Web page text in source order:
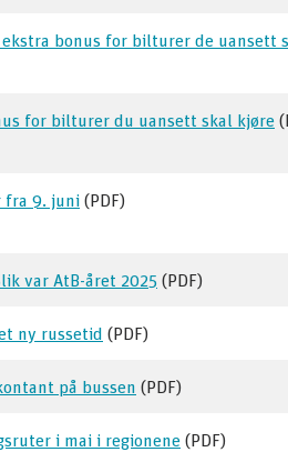
bonus for bilturer de uansett
for bilturer du uansett skal kjøre
fra 9. juni(PDF)
var AtB-året 2025 (PDF)
ny russetid (PDF)
på bussen (PDF)
i mai i regionene (PDF)